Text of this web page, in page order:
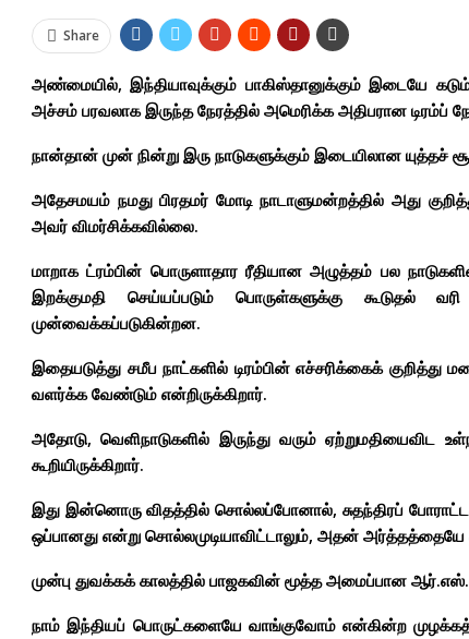
Share
அண்மையில், இந்தியாவுக்கும் பாகிஸ்தானுக்கும் இடையே
அச்சம் பரவலாக இருந்த நேரத்தில் அமெரிக்க அதிபரான டிரம்ப்
நான்தான் முன் நின்று இரு நாடுகளுக்கும் இடையிலான யுத்தச்
அதேசமயம் நமது பிரதமர் மோடி நாடாளுமன்றத்தில் அது
அவர் விமர்சிக்கவில்லை.
மாறாக ட்ரம்பின் பொருளாதார ரீதியான அழுத்தம் பல
இறக்குமதி செய்யப்படும் பொருள்களுக்கு கூடுதல்
முன்வைக்கப்படுகின்றன.
இதையடுத்து சமீப நாட்களில் டிரம்பின் எச்சரிக்கைக் குறித்து
வளர்க்க வேண்டும் என்றிருக்கிறார்.
அதோடு, வெளிநாடுகளில் இருந்து வரும் ஏற்றுமதியைவிட
கூறியிருக்கிறார்.
இது இன்னொரு விதத்தில் சொல்லப்போனால், சுதந்திரப்
ஒப்பானது என்று சொல்லமுடியாவிட்டாலும், அதன் அர்த்தத்தையே
முன்பு துவக்கக் காலத்தில் பாஜகவின் மூத்த அமைப்பான
நாம் இந்தியப் பொருட்களையே வாங்குவோம் என்கின்ற